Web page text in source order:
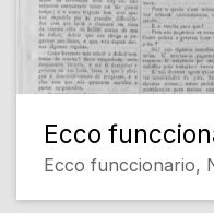
Ecco
Ecco funccionario,